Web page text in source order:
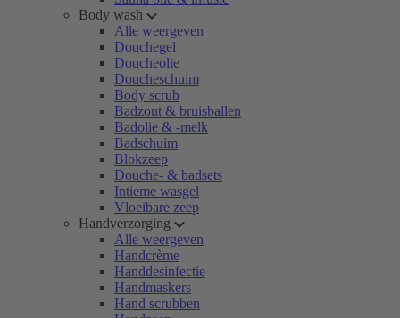
Body wash
Alle weergeven
Douchegel
Doucheolie
Doucheschuim
Body scrub
Badzout & bruisballen
Badolie & -melk
Badschuim
Blokzeep
Douche- & badsets
Intieme wasgel
Vloeibare zeep
Handverzorging
Alle weergeven
Handcrème
Handdesinfectie
Handmaskers
Hand scrubben